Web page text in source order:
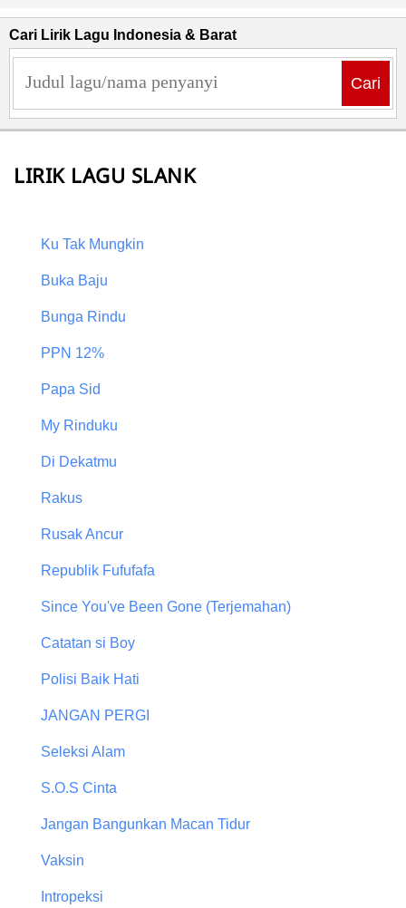
Cari Lirik Lagu Indonesia & Barat
Cari
LIRIK LAGU SLANK
Ku Tak Mungkin
Buka Baju
Bunga Rindu
PPN 12%
Papa Sid
My Rinduku
Di Dekatmu
Rakus
Rusak Ancur
Republik Fufufafa
Since You've Been Gone (Terjemahan)
Catatan si Boy
Polisi Baik Hati
JANGAN PERGI
Seleksi Alam
S.O.S Cinta
Jangan Bangunkan Macan Tidur
Vaksin
Intropeksi